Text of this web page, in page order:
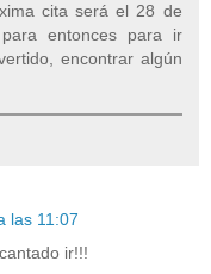
cita será el 28 de
entonces para ir
encontrar algún
las 11:07
ir!!!